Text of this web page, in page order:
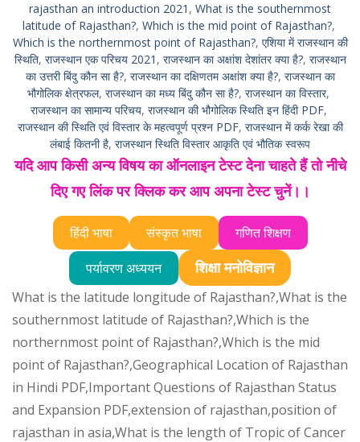
rajasthan an introduction 2021 , What is the southernmost
latitude of Rajasthan?, Which is the mid point of Rajasthan?
Which is the northernmost point of Rajasthan?, एशिया में राजस्थान की
स्थिति, राजस्थान एक परिचय 2021 , राजस्थान का अक्षांश देशांतर क्या है?, राजस्थान
का उत्तरी बिंदु कौन सा है?, राजस्थान का दक्षिणतम अक्षांश क्या है?, राजस्थान का
भौगोलिक क्षेत्रफल, राजस्थान का मध्य बिंदु कौन सा है?, राजस्थान का विस्तार
राजस्थान का सामान्य परिचय, राजस्थान की भौगोलिक स्थिति इन हिंदी PDF
राजस्थान की स्थिति एवं विस्तार के महत्वपूर्ण प्रश्न PDF, राजस्थान में कर्क रेखा की
लंबाई कितनी है, राजस्थान स्थिति विस्तार आकृति एवं भौतिक स्वरूप
यदि आप किसी अन्य विषय का ऑनलाइन टेस्ट देना चाहते हैं तो नीचे
दिए गए लिंक पर क्लिक कर आप अपना टेस्ट चुनें।।
हिंदी भाषा संस्कृत भाषा
गणित शिक्षण
पर्यावरण अध्ययन
शिक्षा मनोविज्ञान
What is the latitude longitude of Rajasthan?,What is the
southernmost latitude of Rajasthan?,Which is the
northernmost point of Rajasthan?,Which is the mid
point of Rajasthan?,Geographical Location of Rajasthan
in Hindi PDF,Important Questions of Rajasthan Status
and Expansion PDF,extension of rajasthan,position of
rajasthan in asia,What is the length of Tropic of Cancer